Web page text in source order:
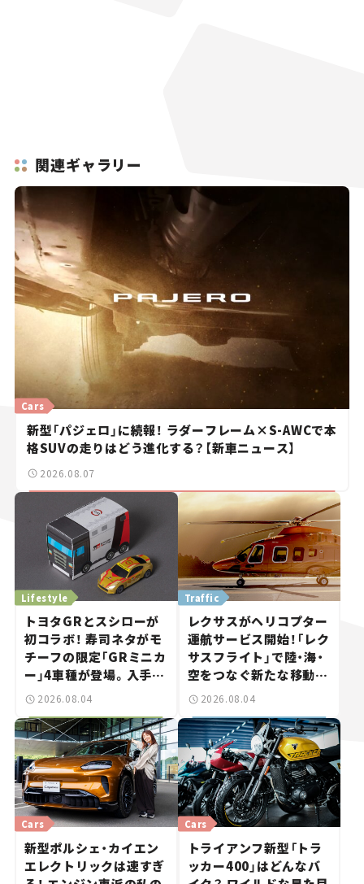
関連ギャラリー
Cars
新型「パジェロ」に続報！ ラダーフレーム×S-AWCで本
格SUVの走りはどう進化する？【新車ニュース】
2026.08.07
Lifestyle
トヨタGRとスシローが
初コラボ！ 寿司ネタがモ
チーフの限定「GRミニカ
ー」4車種が登場。入手方
法は？【クルマとホビー】
2026.08.04
Traffic
レクサスがヘリコプター
運航サービス開始！「レク
サスフライト」で陸・海・
空をつなぐ新たな移動体
験とは
2026.08.04
Cars
新型ポルシェ・カイエン
エレクトリックは速すぎ
Cars
トライアンフ新型「トラ
ッカー400」はどんなバ